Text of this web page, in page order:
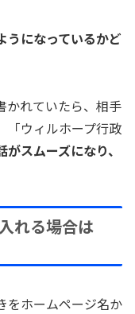
うになっているかど
かれていたら、相手
「ウィルホープ行政
スムーズになり、
れる場合は
をホームページ名か